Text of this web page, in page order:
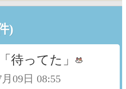
)
待ってた」
09日 08:55